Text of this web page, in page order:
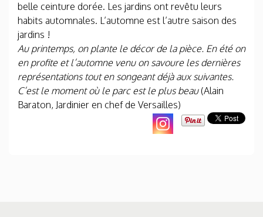
belle ceinture dorée. Les jardins ont revêtu leurs
habits automnales. L’automne est l’autre saison des
jardins !
Au printemps, on plante le décor de la pièce. En été on
en profite et l’automne venu on savoure les dernières
représentations tout en songeant déjà aux suivantes.
C’est le moment où le parc est le plus beau(Alain
Baraton, Jardinier en chef de Versailles)